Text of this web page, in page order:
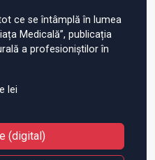
ce se întâmplă în lumea
Medicală”, publicația
a profesioniștilor în
lei
(digital)